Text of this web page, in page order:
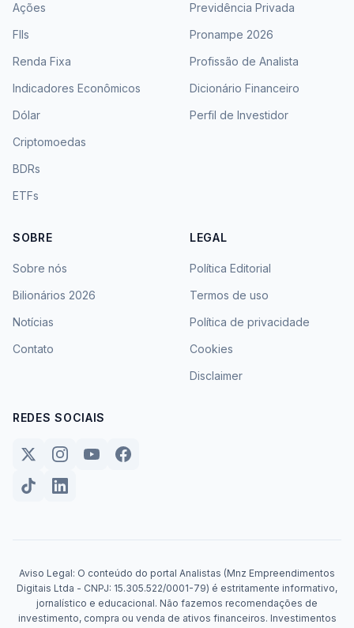
Ações
FIIs
Renda Fixa
Indicadores Econômicos
Dólar
Criptomoedas
BDRs
ETFs
Previdência Privada
Pronampe 2026
Profissão de Analista
Dicionário Financeiro
Perfil de Investidor
SOBRE
Sobre nós
Bilionários 2026
Notícias
Contato
LEGAL
Política Editorial
Termos de uso
Política de privacidade
Cookies
Disclaimer
REDES SOCIAIS
Aviso Legal: O conteúdo do portal Analistas (Mnz Empreendimentos
Digitais Ltda - CNPJ: 15.305.522/0001-79) é estritamente informativo,
jornalístico e educacional. Não fazemos recomendações de
investimento, compra ou venda de ativos financeiros. Investimentos